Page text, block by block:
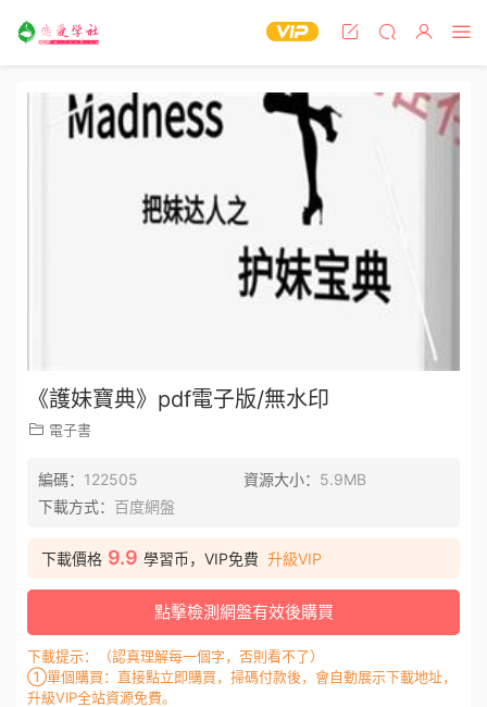
《護妹寶典》pdf電子版/無水印
電子書
編碼： 122505 資源大小： 5.9MB
下載方式： 百度網盤
下載價格 9.9 學習币，VIP免費 升級VIP
點擊檢測網盤有效後購買
下載提示：（認真理解每一個字，否則看不了）
①單個購買：直接點立即購買，掃碼付款後，會自動展示下載地址，
升級VIP全站資源免費。